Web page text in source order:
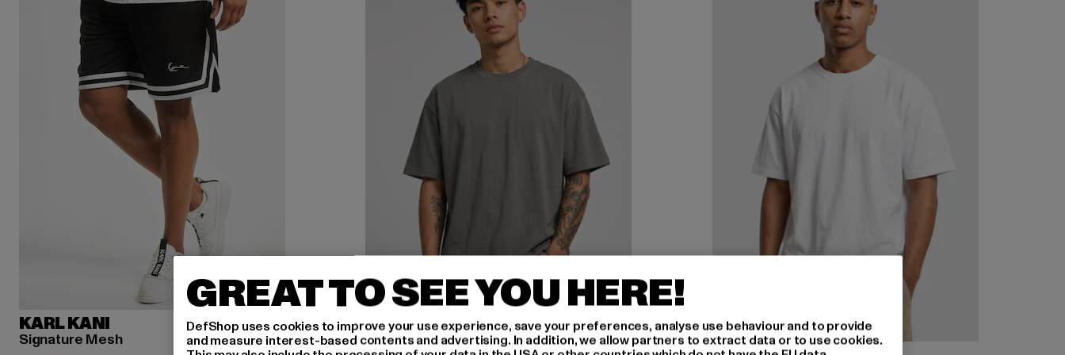
KARL KANI
Signature Mesh
GREAT TO SEE YOU HERE!
DefShop uses cookies to improve your use experience, save your preferences, analyse use behaviour and to provide
and measure interest-based contents and advertising. In addition, we allow partners to extract data or to use cookies.